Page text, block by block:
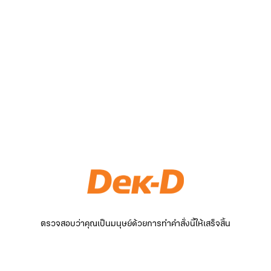
ตรวจสอบว่าคุณเป็นมนุษย์ด้วยการทำคำสั่งนี้ให้เสร็จสิ้น